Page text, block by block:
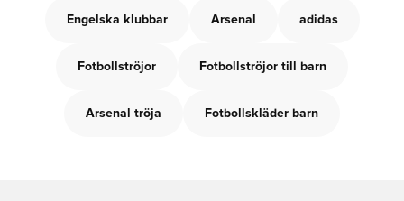
Engelska klubbar Arsenal adidas
Fotbollströjor Fotbollströjor till barn
Arsenal tröja Fotbollskläder barn